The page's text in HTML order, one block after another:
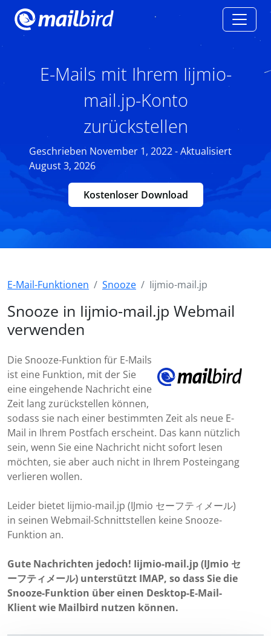
E-Mails mit Ihrem Iijmio-
mail.jp-Konto
zurückstellen
Geschrieben November 1, 2022 - Aktualisiert
August 3, 2026
Kostenloser Download
E-Mail-Funktionen Snooze Iijmio-mail.jp
Snooze in Iijmio-mail.jp Webmail
verwenden
Die Snooze-Funktion für E-Mails
ist eine Funktion, mit der Sie
eine eingehende Nachricht eine
Zeit lang zurückstellen können,
sodass sie nach einer bestimmten Zeit als neue E-
Mail in Ihrem Postfach erscheint. Das kann nützlich
sein, wenn Sie eine Nachricht nicht sofort lesen
möchten, sie aber auch nicht in Ihrem Posteingang
verlieren wollen.
Leider bietet Iijmio-mail.jp (IJmio セーフティメール)
in seinen Webmail-Schnittstellen keine Snooze-
Funktion an.
Gute Nachrichten jedoch! Iijmio-mail.jp (IJmio セ
ーフティメール) unterstützt IMAP, so dass Sie die
Snooze-Funktion über einen Desktop-E-Mail-
Klient wie Mailbird nutzen können.